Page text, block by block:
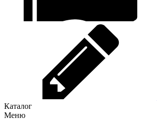
Каталог
Меню